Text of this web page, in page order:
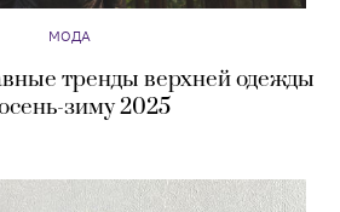
МОДА
тренды верхней одежды
зиму 2025